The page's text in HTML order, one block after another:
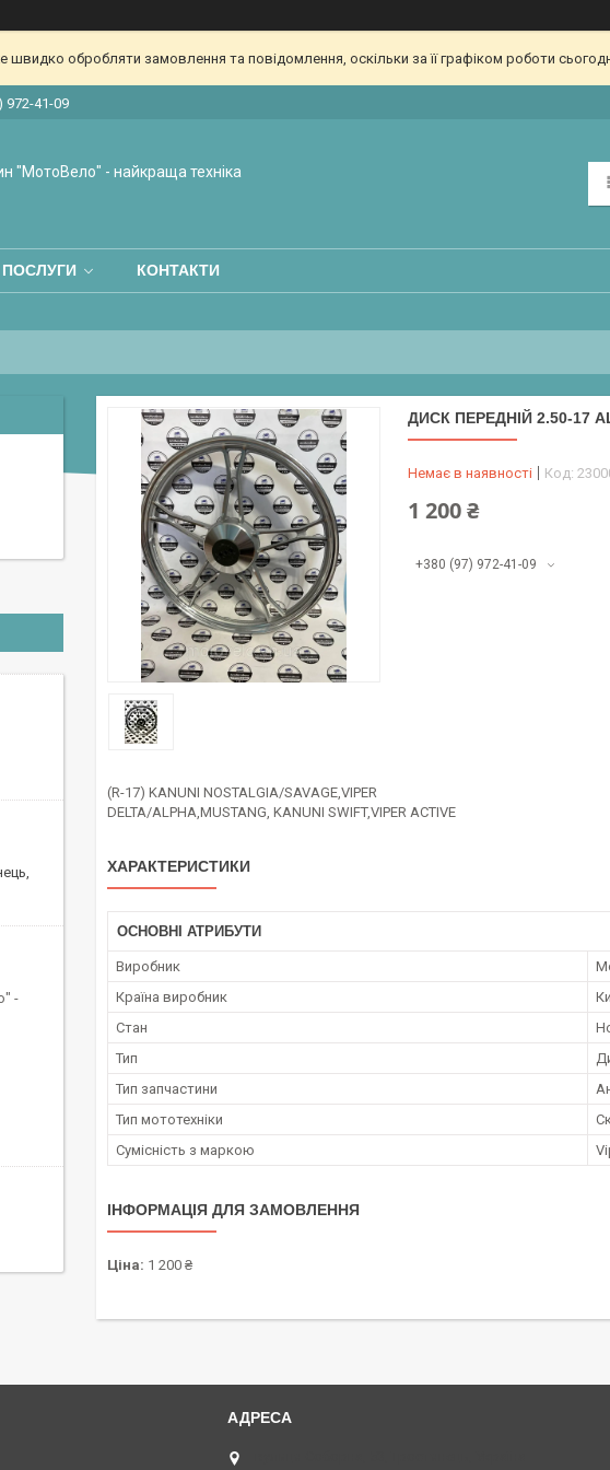
швидко обробляти замовлення та повідомлення, оскільки за її графіком роботи
972-41-09
"МотоВело" - найкраща техніка
КОНТАКТИ
ДИСК ПЕРЕДНІЙ 2.50-17
Немає в наявності Код:
1 200 ₴
+380 (97) 972-41-09
(R-17) KANUNI NOSTALGIA/SAVAGE,VIPER
DELTA/ALPHA,MUSTANG, KANUNI SWIFT,VIPER ACTIVE
ХАРАКТЕРИСТИКИ
ОСНОВНІ АТРИБУТИ
Виробник
Країна виробник
Стан
Тип
Тип запчастини
Тип мототехніки
Сумісність з маркою
ІНФОРМАЦІЯ ДЛЯ ЗАМОВЛЕННЯ
Ціна: 1 200 ₴
-